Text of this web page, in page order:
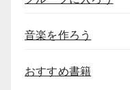
音楽を作ろう
おすすめ書籍